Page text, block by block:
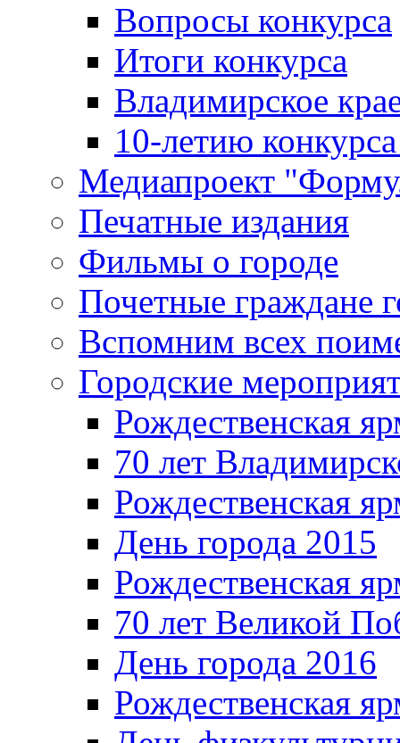
Вопросы конкурса
Итоги конкурса
Владимирское
10-летию
Медиапроект
Печатные издания
Фильмы о городе
Почетные граждане
Вспомним всех
Городские
Рождественская
70 лет
Рождественская
День города 2015
Рождественская
70 лет Великой
День города 2016
Рождественская